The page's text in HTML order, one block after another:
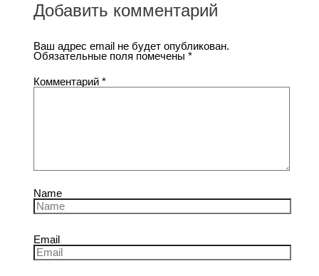
Добавить комментарий
Ваш адрес email не будет опубликован.
Обязательные поля помечены*
Комментарий*
Name
Email